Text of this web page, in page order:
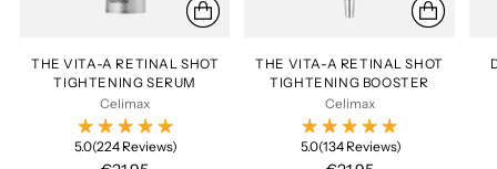
THE VITA-A RETINAL SHOT
TIGHTENING SERUM
Celimax
5.0(224 Reviews)
THE VITA-A RETINAL SHOT
TIGHTENING BOOSTER
Celimax
5.0(134 Reviews)